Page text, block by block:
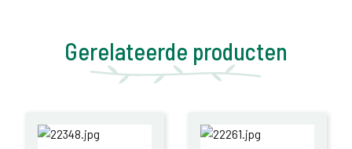
Gerelateerde producten